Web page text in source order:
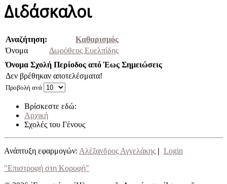
Διδάσκαλοι
Αναζήτηση:
Καθαρισμός
Όνομα
Δωρόθεος Ευελπίδης
Όνομα Σχολή Περίοδος από Έως Σημειώσεις
Προβολή ανά
Δεν βρέθηκαν αποτελέσματα!
Βρίσκεστε εδώ:
Αρχική
Σχολές του Γένους
Ανάπτυξη εφαρμογών: Αλέξανδρος Αγγελάκης | Login
"Επιστροφή στη Κορυφή"